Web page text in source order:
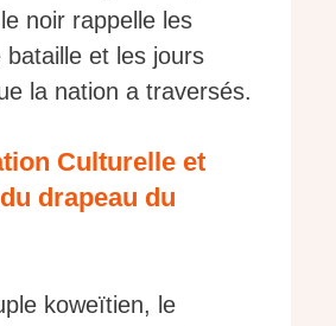
noir rappelle les
bataille et les jours
la nation a traversés.
Culturelle et
drapeau du
koweïtien, le